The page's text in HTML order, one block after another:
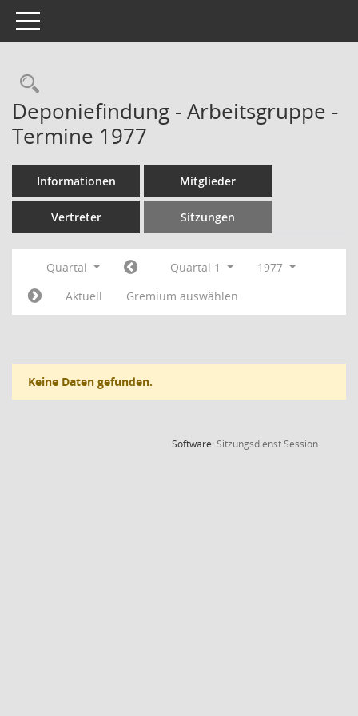
Toggle navigation
Rechercheauswahl
Deponiefindung - Arbeitsgruppe -
Termine 1977
Informationen Mitglieder
Vertreter Sitzungen
Quartal Quartal 1
1977
Aktuell
Gremium auswählen
Keine Daten gefunden.
Software:SitzungsdienstSession(Wird in